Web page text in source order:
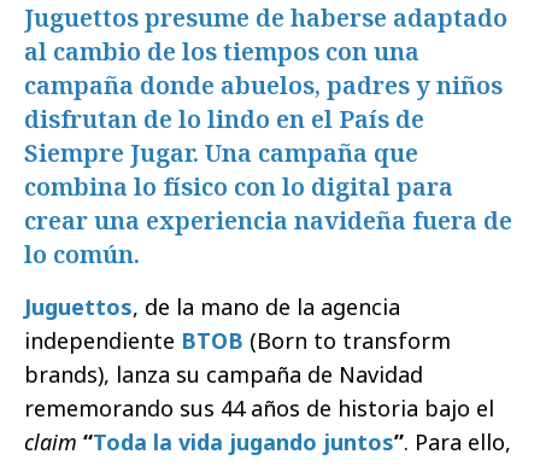
Juguettos presume de haberse adaptado
al cambio de los tiempos con una
campaña donde abuelos, padres y niños
disfrutan de lo lindo en el País de
Siempre Jugar. Una campaña que
combina lo físico con lo digital para
crear una experiencia navideña fuera de
lo común.
Juguettos, de la mano de la agencia
independiente BTOB (Born to transform
brands), lanza su campaña de Navidad
rememorando sus 44 años de historia bajo el
claim “Toda la vida jugando juntos”. Para ello,